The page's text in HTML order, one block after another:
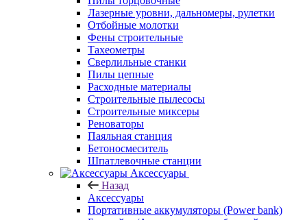
Лазерные уровни, дальномеры, рулетки
Отбойные молотки
Фены строительные
Тахеометры
Сверлильные станки
Пилы цепные
Расходные материалы
Строительные пылесосы
Строительные миксеры
Реноваторы
Паяльная станция
Бетоносмеситель
Шпатлевочные станции
Аксессуары
Назад
Аксессуары
Портативные аккумуляторы (Power bank)